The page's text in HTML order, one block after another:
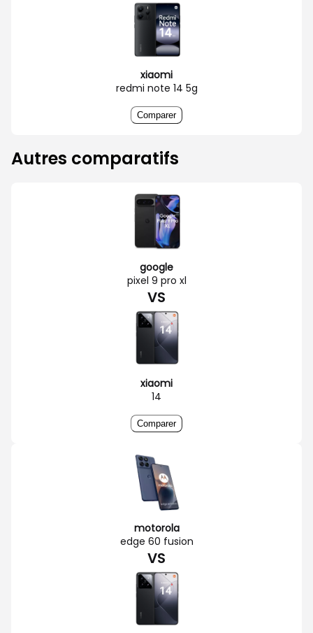
xiaomi
redmi note 14 5g
Comparer
Autres comparatifs
google
pixel 9 pro xl
VS
xiaomi
14
Comparer
motorola
edge 60 fusion
VS